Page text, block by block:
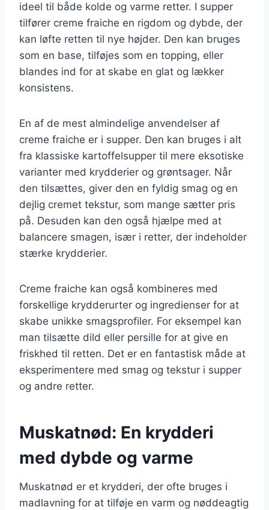
ideel til både kolde og varme retter. I supper
tilfører creme fraiche en rigdom og dybde, der
kan løfte retten til nye højder. Den kan bruges
som en base, tilføjes som en topping, eller
blandes ind for at skabe en glat og lækker
konsistens.
En af de mest almindelige anvendelser af
creme fraiche er i supper. Den kan bruges i alt
fra klassiske kartoffelsupper til mere eksotiske
varianter med krydderier og grøntsager. Når
den tilsættes, giver den en fyldig smag og en
dejlig cremet tekstur, som mange sætter pris
på. Desuden kan den også hjælpe med at
balancere smagen, især i retter, der indeholder
stærke krydderier.
Creme fraiche kan også kombineres med
forskellige krydderurter og ingredienser for at
skabe unikke smagsprofiler. For eksempel kan
man tilsætte dild eller persille for at give en
friskhed til retten. Det er en fantastisk måde at
eksperimentere med smag og tekstur i supper
og andre retter.
Muskatnød: En krydderi
med dybde og varme
Muskatnød er et krydderi, der ofte bruges i
madlavning for at tilføje en varm og nøddeagtig